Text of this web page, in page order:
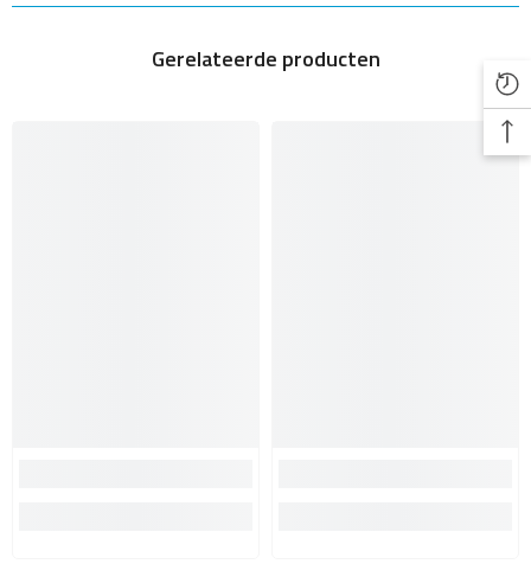
Gerelateerde producten